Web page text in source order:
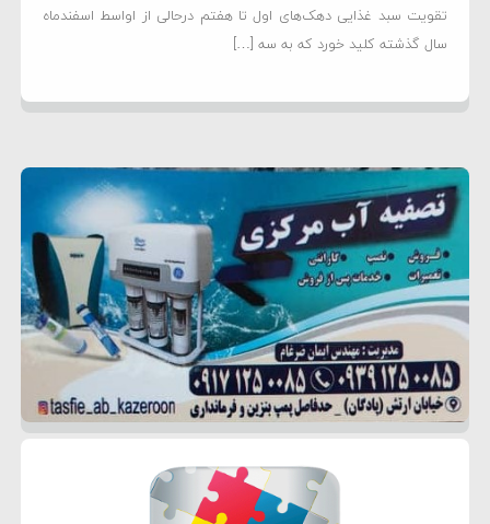
تقویت سبد غذایی دهک‌های اول تا هفتم درحالی از اواسط اسفندماه
سال گذشته کلید خورد که به سه […]